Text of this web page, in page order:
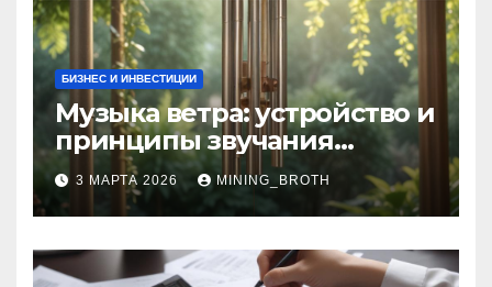
БИЗНЕС И ИНВЕСТИЦИИ
Музыка ветра: устройство и
принципы звучания
колокольчиков
3 МАРТА 2026 MINING_BROTH